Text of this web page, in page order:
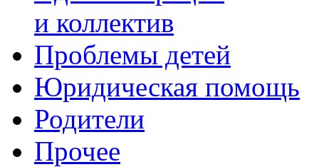
и коллектив
Проблемы детей
Юридическая помощь
Родители
Прочее